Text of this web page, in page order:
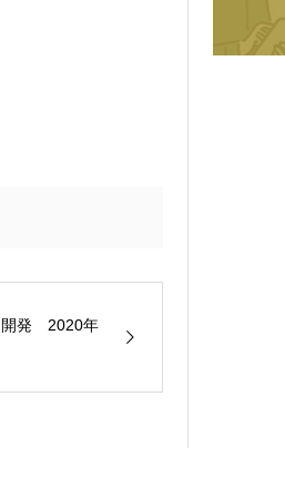
開発 2020年